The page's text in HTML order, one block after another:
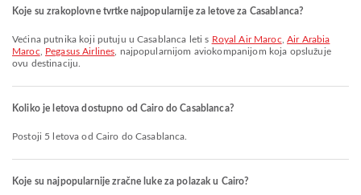
Koje su zrakoplovne tvrtke najpopularnije za letove za Casablanca?
Većina putnika koji putuju u Casablanca leti s Royal Air Maroc Air Arabia
Maroc
Pegasus Airlines , najpopularnijom aviokompanijom koja opslužuje
ovu destinaciju.
Koliko je letova dostupno od Cairo do Casablanca?
Postoji 5 letova od Cairo do Casablanca.
Koje su najpopularnije zračne luke za polazak u Cairo?